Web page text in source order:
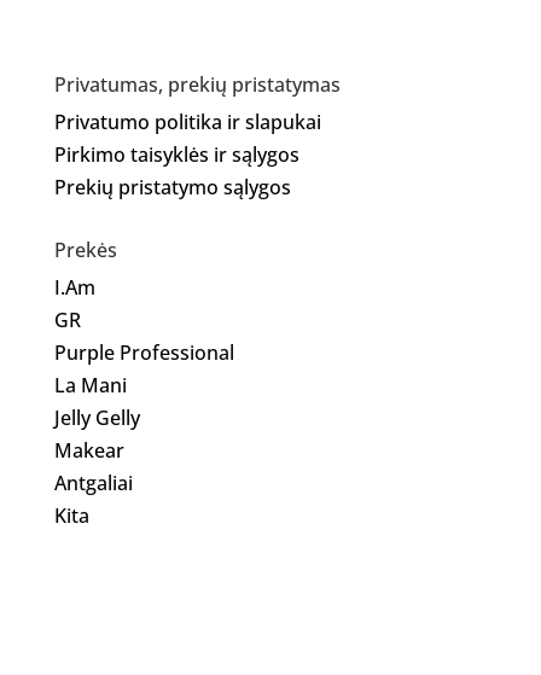
Privatumas, prekių pristatymas
Privatumo politika ir slapukai
Pirkimo taisyklės ir sąlygos
Prekių pristatymo sąlygos
Prekės
I.Am
GR
Purple Professional
La Mani
Jelly Gelly
Makear
Antgaliai
Kita